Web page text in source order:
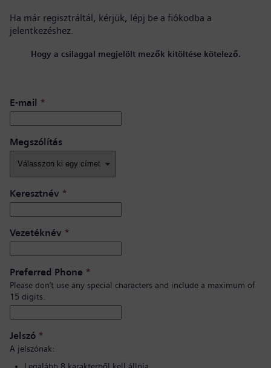
Ha már regisztráltál, kérjük, lépj be a fiókodba a
jelentkezéshez.
Hogy a csilaggal megjelölt mezők kitöltése kötelező.
E-mail *
Megszólítás
Keresztnév *
Vezetéknév *
Preferred Phone *
Please don’t use any special characters and include a maximum of
15 digits.
Jelszó *
A jelszónak: